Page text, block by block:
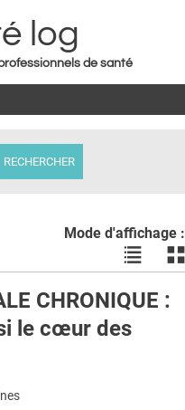
log
de santé
Mode d'affichage :
Voir
les
en
liste
les
en
CHRONIQUE :
le cœur des